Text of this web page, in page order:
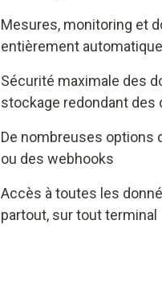
Mesures, monitoring et
entièrement
Sécurité maximale des
stockage redondant des
De nombreuses options
ou des webhooks
Accès à toutes les
partout, sur tout terminal